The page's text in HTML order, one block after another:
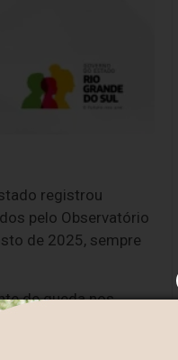
registrou
pelo Observatório
de 2025, sempre
de queda nos
e
trata de um